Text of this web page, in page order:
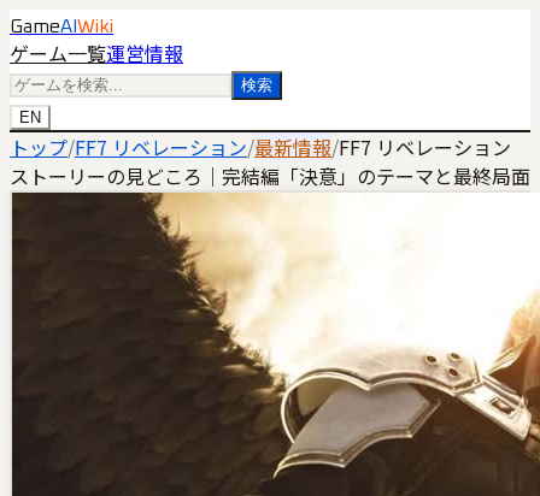
GameAI Wiki
ゲーム一覧運営情報
検索
EN
トップ/FF7 リベレーション/最新情報/FF7 リベレーション
ストーリーの見どころ｜完結編「決意」のテーマと最終局面